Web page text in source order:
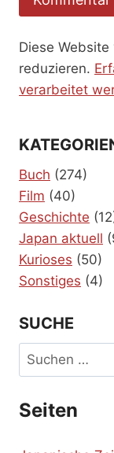
Diese
reduzieren.
verarbeitet
Buch (274)
Film (40)
Geschichte
Japan aktuell
Kurioses (50)
Sonstiges (4)
SUCHE
Suchen
nach:
Seiten